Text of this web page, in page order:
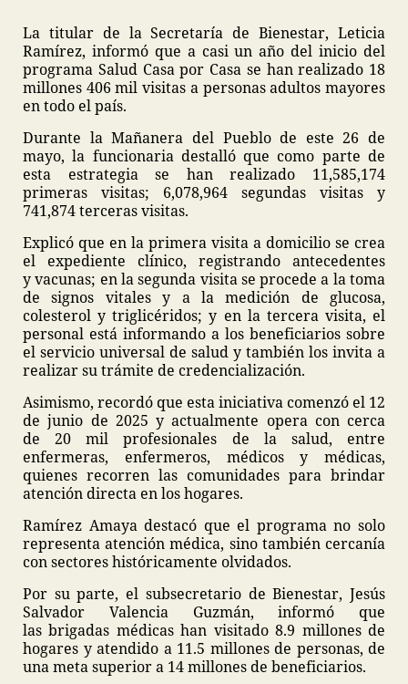
La titular de la Secretaría de Bienestar, Leticia
Ramírez, informó que a casi un año del inicio del
programa Salud Casa por Casa se han realizado 18
millones 406 mil visitas a personas adultos mayores
en todo el país.
Durante la Mañanera del Pueblo de este 26 de
mayo, la funcionaria destalló que como parte de
esta estrategia se han realizado 11,585,174
primeras visitas; 6,078,964 segundas visitas y
741,874 terceras visitas.
Explicó que en la primera visita a domicilio se crea
el expediente clínico, registrando antecedentes
y vacunas; en la segunda visita se procede a la toma
de signos vitales y a la medición de glucosa,
colesterol y triglicéridos; y en la tercera visita, el
personal está informando a los beneficiarios sobre
el servicio universal de salud y también los invita a
realizar su trámite de credencialización.
Asimismo, recordó que esta iniciativa comenzó el 12
de junio de 2025 y actualmente opera con cerca
de 20 mil profesionales de la salud, entre
enfermeras, enfermeros, médicos y médicas,
quienes recorren las comunidades para brindar
atención directa en los hogares.
Ramírez Amaya destacó que el programa no solo
representa atención médica, sino también cercanía
con sectores históricamente olvidados.
Por su parte, el subsecretario de Bienestar, Jesús
Salvador Valencia Guzmán, informó que
las brigadas médicas han visitado 8.9 millones de
hogares y atendido a 11.5 millones de personas, de
una meta superior a 14 millones de beneficiarios.